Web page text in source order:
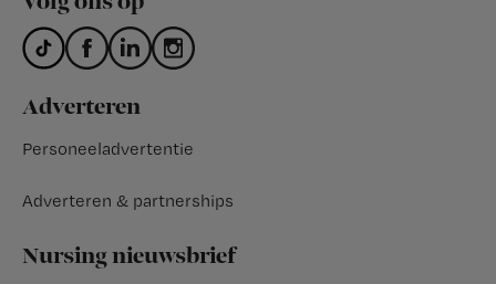
Adverteren
Personeeladvertentie
Adverteren & partnerships
Nursing nieuwsbrief